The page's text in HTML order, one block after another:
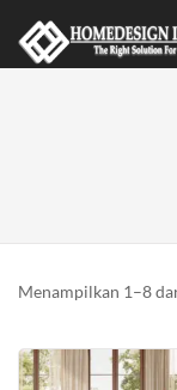
Menampilkan 1–8